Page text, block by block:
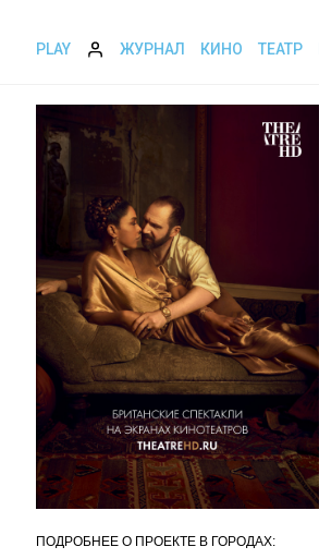
PLAY ЖУРНАЛ КИНО ТЕАТР
ПОДРОБНЕЕ О ПРОЕКТЕ В ГОРОДАХ: